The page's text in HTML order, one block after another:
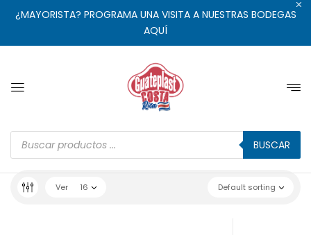
¿MAYORISTA? PROGRAMA UNA VISITA A NUESTRAS BODEGAS
AQUÍ
BUSCAR
Default sorting
Ver 16